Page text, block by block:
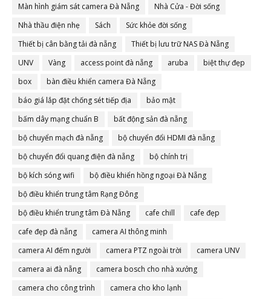
Màn hình giám sát camera Đà Nẵng
Nhà Cửa - Đời sống
Nhà thầu điện nhẹ
Sách
Sức khỏe đời sống
Thiết bị cân bằng tải đà nẵng
Thiết bị lưu trữ NAS Đà Nẵng
UNV
Vàng access point đà nẵng aruba
biệt thự đẹp
box
bàn điều khiển camera Đà Nẵng
báo giá lắp đặt chống sét tiếp địa
bảo mật
bấm dây mạng chuẩn B
bất động sản đà nẵng
bộ chuyển mạch đà nẵng
bộ chuyển đổi HDMI đà nẵng
bộ chuyển đổi quang điện đà nẵng
bộ chính trị
bộ kích sóng wifi
bộ điều khiển hồng ngoại Đà Nẵng
bộ điều khiển trung tâm Rạng Đông
bộ điều khiển trung tâm Đà Nẵng
cafe chill
cafe đẹp
cafe đẹp đà nẵng
camera AI thông minh
camera AI đếm người
camera PTZ ngoài trời
camera UNV
camera ai đà nẵng
camera bosch cho nhà xưởng
camera cho công trình
camera cho kho lạnh